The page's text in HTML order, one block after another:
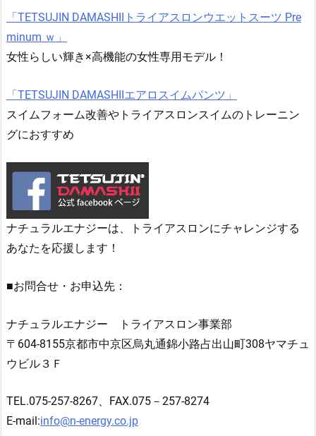
「TETSUJIN DAMASHIIトライアスロンウエットスーツ Pre
minum ｗ」
女性らしい輝き×高機能の女性専用モデル！
「TETSUJIN DAMASHIIエアロスイムパンツ」
スイムフォーム改善やトライアスロンスイムのトレーニン
グにおすすめ
ナチュラルエナジーは、トライアスロンにチャレンジする
あなたを応援します！
■お問合せ・お申込先：
ナチュラルエナジー トライアスロン事業部
〒604-8155京都市中京区烏丸通錦小路占出山町308ヤマチュ
ウビル３Ｆ
TEL.075-257-8267、FAX.075－257-8274
E-mail:info@n-energy.co.jp